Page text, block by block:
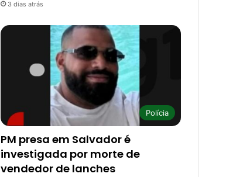
3 dias atrás
Polícia
PM presa em Salvador é
investigada por morte de
vendedor de lanches